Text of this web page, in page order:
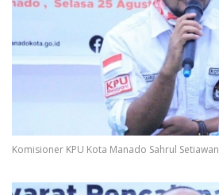
Komisioner KPU Kota Manado Sahrul Setiawan